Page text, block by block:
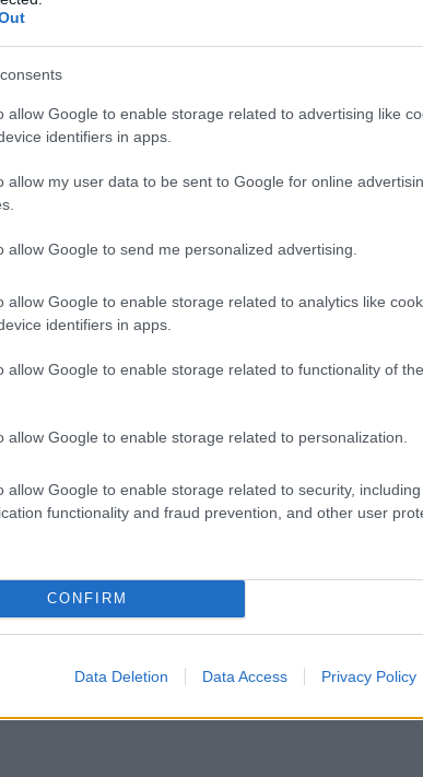
allow Google to enable storage related to advertising like
identifiers in apps.
allow my user data to be sent to Google for online
allow Google to send me personalized advertising.
allow Google to enable storage related to analytics like
identifiers in apps.
allow Google to enable storage related to functionality of
allow Google to enable storage related to personalization.
allow Google to enable storage related to security, including
functionality and fraud prevention, and other user
CONFIRM
Data Deletion Data Access Privacy Policy
nella sezione
Donne Olbia Notizie Olbia
i tuoi video e le tue foto
+39 345 356 7512
di GalluraOggi.it
news da